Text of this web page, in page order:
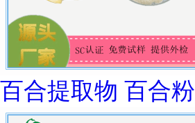
百合提取物 百合粉